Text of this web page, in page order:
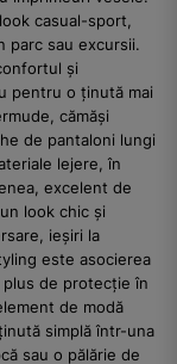
casual-sport,
parc sau excursii.
și
pentru o ținută mai
cămăși
de pantaloni lungi
lejere, în
excelent de
look chic și
ieșiri la
este asocierea
de protecție în
de modă
simplă într-una
sau o pălărie de